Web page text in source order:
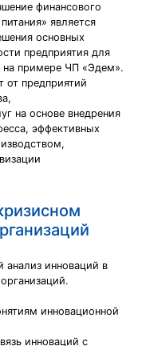
финансового
является
основных
предприятия для
на примере ЧП «Эдем».
от предприятий
на основе внедрения
эффективных
анализ инноваций в
инновационной
инноваций с